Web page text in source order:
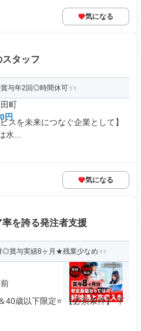
気になる
タッフ
与年2回◎時間休可
町
円
スを未来につなぐ企業として】
水...
気になる
を誇る発注者支援
◎賞与実績8ヶ月★残業少なめ
40歳以下限定⭐ 【必須条件】 下